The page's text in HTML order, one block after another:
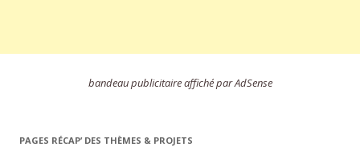
bandeau publicitaire affiché par AdSense
PAGES RÉCAP’ DES THÈMES & PROJETS